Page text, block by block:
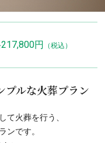
円 （税込）
プルな火葬プラン
て火葬を行う、
ンです。